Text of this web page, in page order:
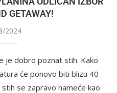
GETAWAY!
2024
je dobro poznat stih. Kako
će ponovo biti blizu 40
se zapravo nameće kao